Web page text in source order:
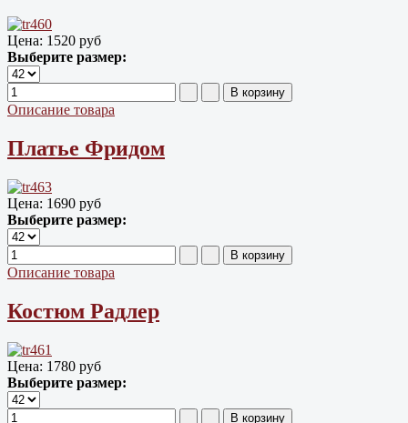
Цена: 1520 руб
Выберите размер:
Описание товара
Платье Фридом
Цена: 1690 руб
Выберите размер:
Описание товара
Костюм Радлер
Цена: 1780 руб
Выберите размер: